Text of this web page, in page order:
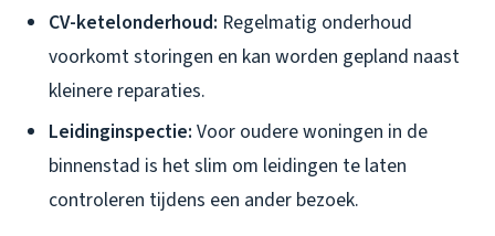
CV-ketelonderhoud: Regelmatig onderhoud
voorkomt storingen en kan worden gepland naast
kleinere reparaties.
Leidinginspectie: Voor oudere woningen in de
binnenstad is het slim om leidingen te laten
controleren tijdens een ander bezoek.